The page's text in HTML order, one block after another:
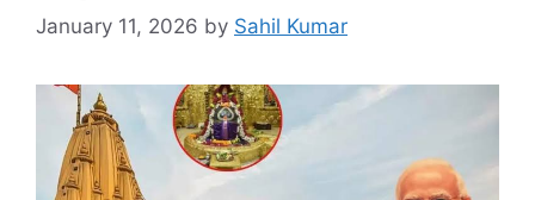
January 11, 2026 by Sahil Kumar